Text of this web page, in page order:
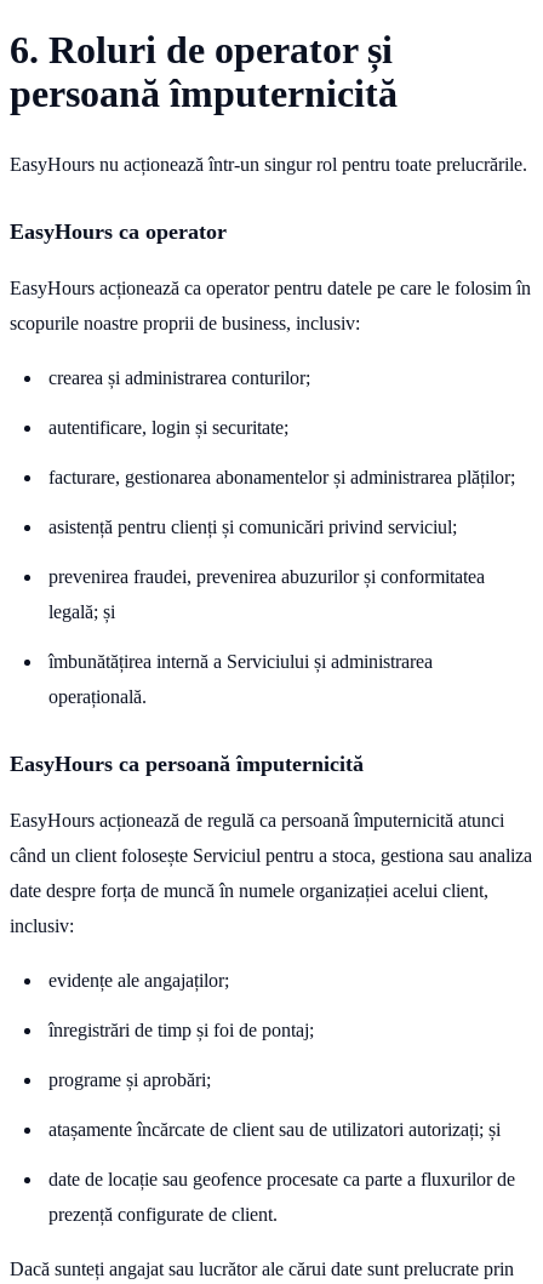
6. Roluri de operator și
persoană împuternicită
EasyHours nu acționează într-un singur rol pentru toate prelucrările.
EasyHours ca operator
EasyHours acționează ca operator pentru datele pe care le folosim în
scopurile noastre proprii de business, inclusiv:
crearea și administrarea conturilor;
autentificare, login și securitate;
facturare, gestionarea abonamentelor și administrarea plăților;
asistență pentru clienți și comunicări privind serviciul;
prevenirea fraudei, prevenirea abuzurilor și conformitatea
legală; și
îmbunătățirea internă a Serviciului și administrarea
operațională.
EasyHours ca persoană împuternicită
EasyHours acționează de regulă ca persoană împuternicită atunci
când un client folosește Serviciul pentru a stoca, gestiona sau analiza
date despre forța de muncă în numele organizației acelui client,
inclusiv:
evidențe ale angajaților;
înregistrări de timp și foi de pontaj;
programe și aprobări;
atașamente încărcate de client sau de utilizatori autorizați; și
date de locație sau geofence procesate ca parte a fluxurilor de
prezență configurate de client.
Dacă sunteți angajat sau lucrător ale cărui date sunt prelucrate prin